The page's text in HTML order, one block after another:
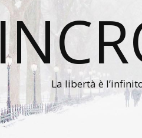
La libertà è